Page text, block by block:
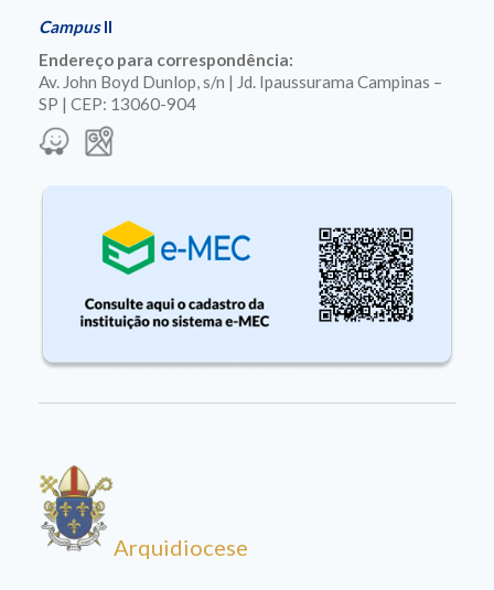
CampusII
Endereço para correspondência:
Av. John Boyd Dunlop, s/n | Jd. Ipaussurama Campinas –
SP | CEP: 13060-904
Arquidiocese